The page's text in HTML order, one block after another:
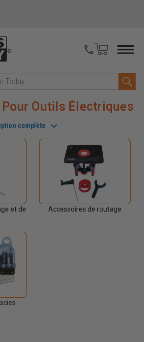
Outils Électriques
complète
et de
Accessoires de routage